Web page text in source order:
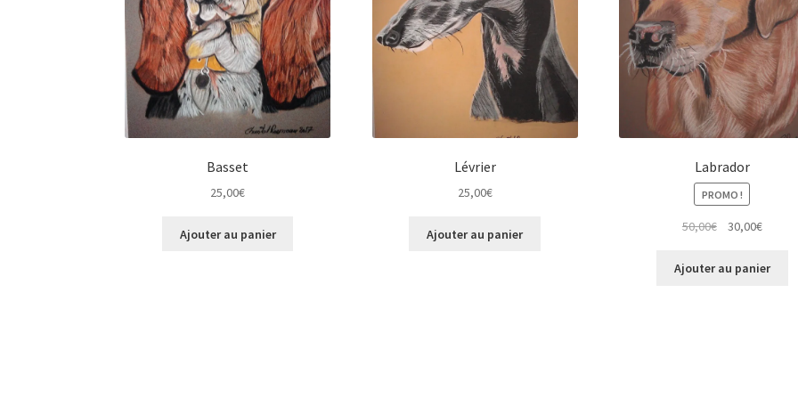
Basset
25,00€
Ajouter au panier
Lévrier
25,00€
Ajouter au panier
Labrador
PROMO !
50,00€
Le
initial
30,00€Le
actuel
Ajouter au panier